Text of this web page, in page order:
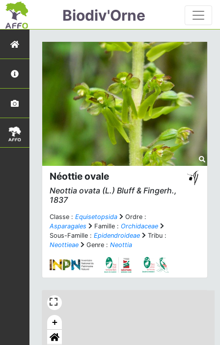
Biodiv'Orne
Néottie ovale
Neottia ovata (L.) Bluff & Fingerh.,
1837
Classe : Equisetopsida
Ordre :
Asparagales
Famille : Orchidaceae
Sous-Famille : Epidendroideae
Tribu :
Neottieae
Genre : Neottia
+